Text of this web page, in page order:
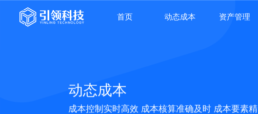
首页 动态成本 资产管理
动态成本
成本控制实时高效 成本核算准确及时 成本要素精